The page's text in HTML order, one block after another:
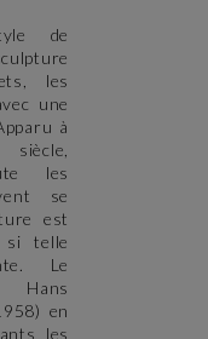
de
les
une
à
les
se
est
si telle
Le
Hans
en
les